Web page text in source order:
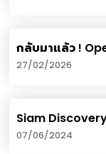
กลับมาแล้ว !
Pawtrait นิทรร
มันมัน ศรีนครินท
27/02/2026
Siam
ในวันสิ่งแวดล้อม
Astro Boy Go!
07/06/2024